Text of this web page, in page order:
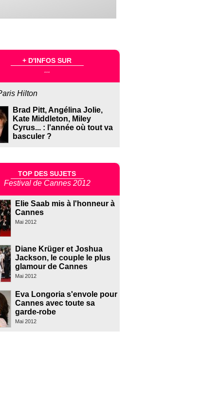
+ D'INFOS SUR
...
Hilton
Brad Pitt, Angélina Jolie,
Kate Middleton, Miley
Cyrus... : l'année où tout va
basculer ?
TOP DES SUJETS
Festival de Cannes 2012
Elie Saab mis à l'honneur à
Cannes
Mai 2012
Diane Krüger et Joshua
Jackson, le couple le plus
glamour de Cannes
Mai 2012
Eva Longoria s'envole pour
Cannes avec toute sa
garde-robe
Mai 2012